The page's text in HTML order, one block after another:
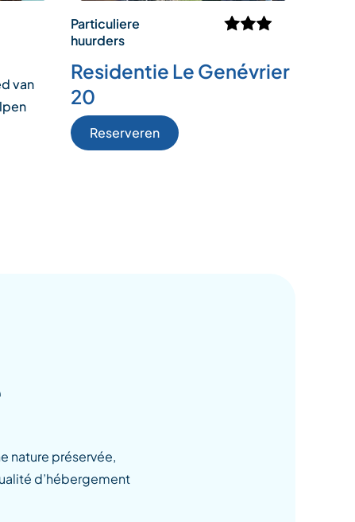
van
Particuliere
huurders
Residentie Le Genévrier
20
Reserveren
nature préservée,
d’hébergement